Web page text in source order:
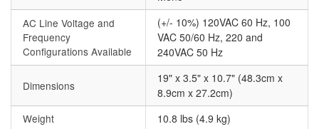
AC Line Voltage and
Frequency
Configurations Available
(+/- 10%) 120VAC 60 Hz, 100
VAC 50/60 Hz, 220 and
240VAC 50 Hz
Dimensions
19" x 3.5" x 10.7" (48.3cm x
8.9cm x 27.2cm)
Weight
10.8 lbs (4.9 kg)